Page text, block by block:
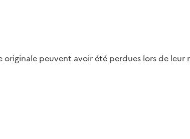
peuvent avoir été perdues lors de